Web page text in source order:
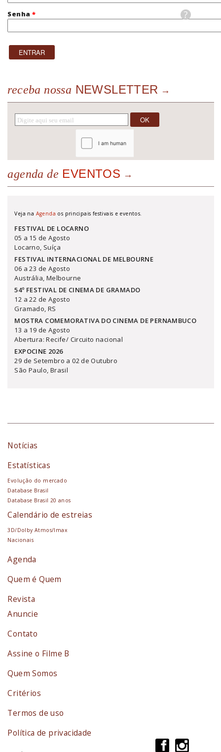
Senha *
receba nossa NEWSLETTER
agenda de EVENTOS
Veja na Agenda os principais festivais e eventos.
FESTIVAL DE LOCARNO
05 a 15 de Agosto
Locarno, Suíça
FESTIVAL INTERNACIONAL DE MELBOURNE
06 a 23 de Agosto
Austrália, Melbourne
54º FESTIVAL DE CINEMA DE GRAMADO
12 a 22 de Agosto
Gramado, RS
MOSTRA COMEMORATIVA DO CINEMA DE PERNAMBUCO
13 a 19 de Agosto
Abertura: Recife/ Circuito nacional
EXPOCINE 2026
29 de Setembro a 02 de Outubro
São Paulo, Brasil
Notícias
Estatísticas
Evolução do mercado
Database Brasil
Database Brasil 20 anos
Calendário de estreias
3D/Dolby Atmos/Imax
Nacionais
Agenda
Quem é Quem
Revista
Anuncie
Contato
Assine o Filme B
Quem Somos
Critérios
Termos de uso
Política de privacidade